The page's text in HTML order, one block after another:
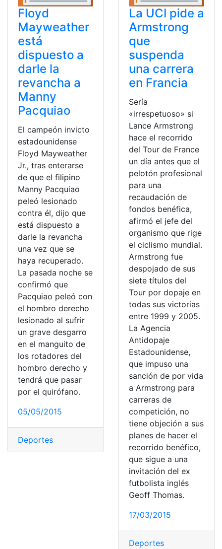
Floyd
Mayweather
está
dispuesto a
darle la
revancha a
Manny
Pacquiao
El campeón invicto
estadounidense
Floyd Mayweather
Jr., tras enterarse
de que el filipino
Manny Pacquiao
peleó lesionado
contra él, dijo que
está dispuesto a
darle la revancha
una vez que se
haya recuperado.
La pasada noche se
confirmó que
Pacquiao peleó con
el hombro derecho
lesionado al sufrir
un grave desgarro
en el manguito de
los rotadores del
hombro derecho y
tendrá que pasar
por el quirófano.
05/05/2015
Deportes
La UCI pide a
Armstrong
que
suspenda
una carrera
en Francia
Sería
«irrespetuoso» si
Lance Armstrong
hace el recorrido
del Tour de France
un día antes que el
pelotón profesional
para una
recaudación de
fondos benéfica,
afirmó el jefe del
organismo que rige
el ciclismo mundial.
Armstrong fue
despojado de sus
siete títulos del
Tour por dopaje en
todas sus victorias
entre 1999 y 2005.
La Agencia
Antidopaje
Estadounidense,
que impuso una
sanción de por vida
a Armstrong para
carreras de
competición, no
tiene objeción a sus
planes de hacer el
recorrido benéfico,
que sigue a una
invitación del ex
futbolista inglés
Geoff Thomas.
17/03/2015
Deportes